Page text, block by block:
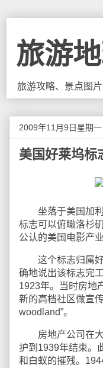
旅游
旅游攻略、景点图
2009年11月9日星期一
美国好莱坞标
坐落于美国加利
标志可以俯瞰洛杉
公认的美国电影产
这个标志归属好
确地说出该标志完
1923年。当时房地
新的高档社区做宣
woodland”。
房地产公司在大
护到1939年结束。
和白蚁的摧残。